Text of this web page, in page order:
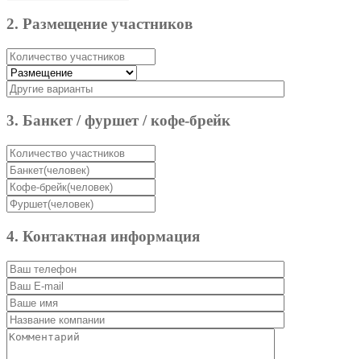
2. Размещение участников
3. Банкет / фуршет / кофе-брейк
4. Контактная информация